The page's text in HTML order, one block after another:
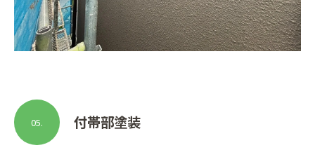
付帯部塗装
05.